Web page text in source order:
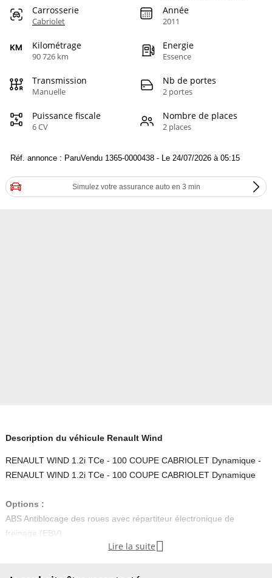
Carrosserie
Cabriolet
Année
2011
Kilométrage
90 726 km
Energie
Essence
Transmission
Manuelle
Nb de portes
2 portes
Puissance fiscale
6 CV
Nombre de places
2 places
Réf. annonce : ParuVendu 1365-0000438 - Le 24/07/2026 à 05:15
Simulez votre assurance auto en 3 min
Description du véhicule Renault Wind
RENAULT WIND 1.2i TCe - 100 COUPE CABRIOLET Dynamique -
RENAULT WIND 1.2i TCe - 100 COUPE CABRIOLET Dynamique
Options :
ABS Antiblocage des roues avec répartiteur électronique de
freinage (EBV)
Airbags conducteur et passagerLire la suite 